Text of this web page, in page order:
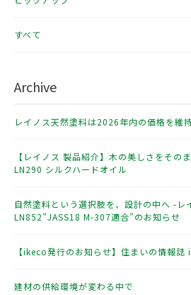
すべて
Archive
レイノス天然塗料は2026年内の価格を維
【レイノス 製品紹介】木の美しさをその
LN290 シルクハードオイル
自然塗料という選択肢を、設計の中へ -レ
LN852”JASS18 M-307適合”のお知らせ
【ikeco発行のお知らせ】住まいの情報
建材の供給環境が変わる中で